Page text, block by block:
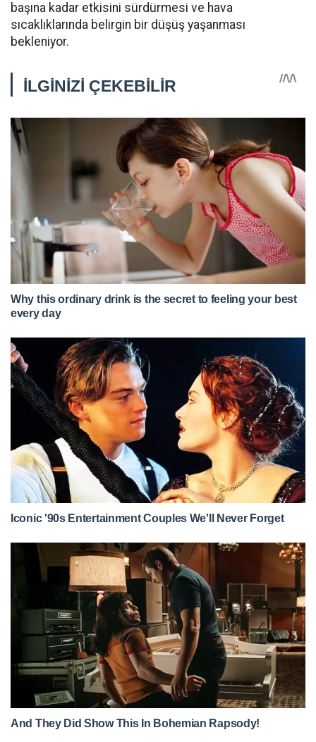
başına kadar etkisini sürdürmesi ve hava
sıcaklıklarında belirgin bir düşüş yaşanması
bekleniyor.